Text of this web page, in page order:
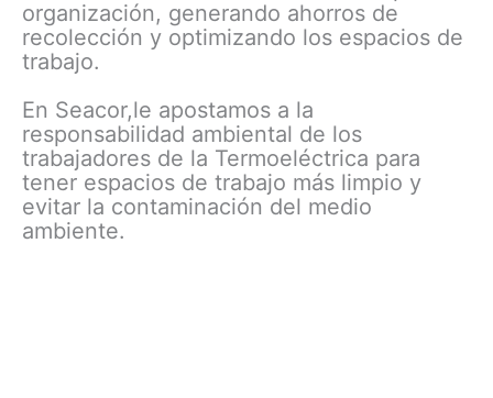
organización, generando ahorros de
recolección y optimizando los espacios de
trabajo.
En Seacor,le apostamos a la
responsabilidad ambiental de los
trabajadores de la Termoeléctrica para
tener espacios de trabajo más limpio y
evitar la contaminación del medio
ambiente.